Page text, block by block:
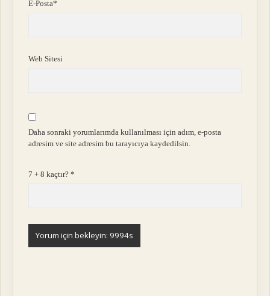
E-Posta*
Web Sitesi
Daha sonraki yorumlarımda kullanılması için adım, e-posta
adresim ve site adresim bu tarayıcıya kaydedilsin.
7 + 8 kaçtır?*